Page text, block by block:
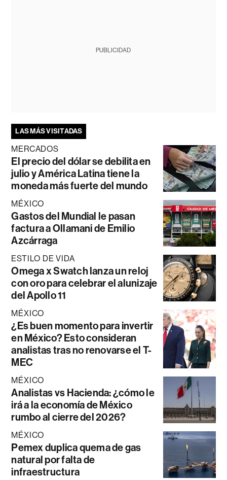
PUBLICIDAD
LAS MÁS VISITADAS
MERCADOS
El precio del dólar se debilita en
julio y América Latina tiene la
moneda más fuerte del mundo
MÉXICO
Gastos del Mundial le pasan
factura a Ollamani de Emilio
Azcárraga
ESTILO DE VIDA
Omega x Swatch lanza un reloj
con oro para celebrar el alunizaje
del Apollo 11
MÉXICO
¿Es buen momento para invertir
en México? Esto consideran
analistas tras no renovarse el T-
MEC
MÉXICO
Analistas vs Hacienda: ¿cómo le
irá a la economía de México
rumbo al cierre del 2026?
MÉXICO
Pemex duplica quema de gas
natural por falta de
infraestructura